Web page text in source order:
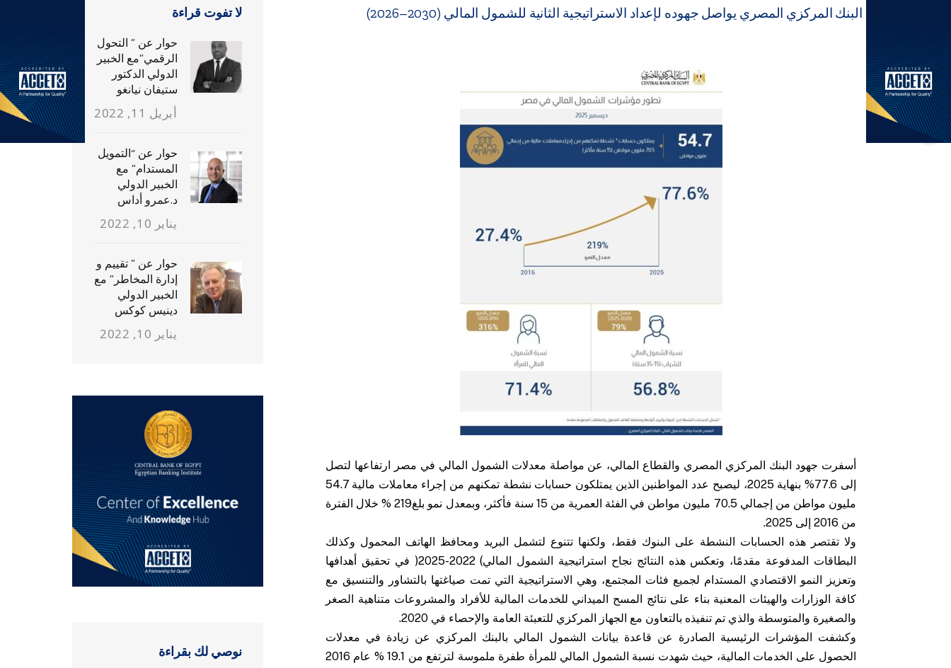
البنك المركزي المصري يواصل جهوده لإعداد الاستراتيجية الثانية للشمول المالي (2030–2026)
أسفرت جهود البنك المركزي المصري والقطاع المالي، عن مواصلة معدلات الشمول المالي في مصر ارتفاعها لتصل
إلى 77.6% بنهاية 2025، ليصبح عدد المواطنين الذين يمتلكون حسابات نشطة تمكنهم من إجراء معاملات مالية 54.7
مليون مواطن من إجمالي 70.5 مليون مواطن في الفئة العمرية من 15 سنة فأكثر، وبمعدل نمو بلغ219 % خلال الفترة
من 2016 إلى 2025.
ولا تقتصر هذه الحسابات النشطة على البنوك فقط، ولكنها تتنوع لتشمل البريد ومحافظ الهاتف المحمول وكذلك
البطاقات المدفوعة مقدمًا، وتعكس هذه النتائج نجاح استراتيجية الشمول المالي) 2022-2025( في تحقيق أهدافها
وتعزيز النمو الاقتصادي المستدام لجميع فئات المجتمع، وهي الاستراتيجية التي تمت صياغتها بالتشاور والتنسيق مع
كافة الوزارات والهيئات المعنية بناء على نتائج المسح الميداني للخدمات المالية للأفراد والمشروعات متناهية الصغر
والصغيرة والمتوسطة والذي تم تنفيذه بالتعاون مع الجهاز المركزي للتعبئة العامة والإحصاء في 2020.
وكشفت المؤشرات الرئيسية الصادرة عن قاعدة بيانات الشمول المالي بالبنك المركزي عن زيادة في معدلات
الحصول على الخدمات المالية، حيث شهدت نسبة الشمول المالي للمرأة طفرة ملموسة لترتفع من 19.1 % عام 2016
لا تفوت قراءة
حوار عن ” التحول
الرقمي”مع الخبير
الدولي الدكتور
ستيفان نيانغو
أبريل 11, 2022
حوار عن “التمويل
المستدام” مع
الخبير الدولي
د.عمرو أداس
يناير 10, 2022
حوار عن ” تقييم و
إدارة المخاطر” مع
الخبير الدولي
دينيس كوكس
يناير 10, 2022
نوصي لك بقراءة